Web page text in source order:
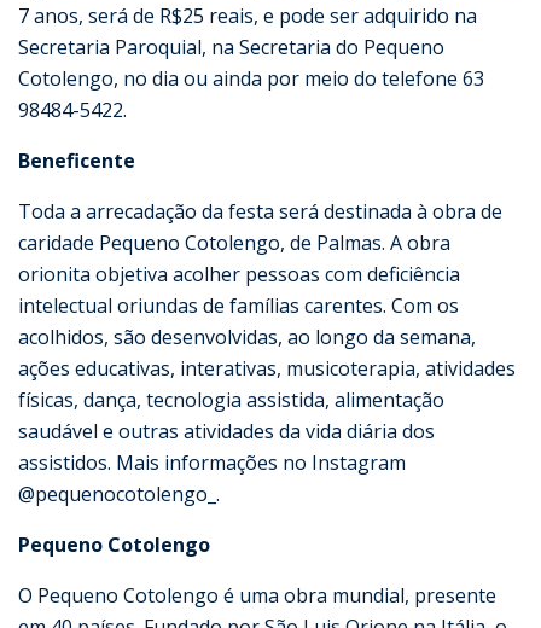
7 anos, será de R$25 reais, e pode ser adquirido na
Secretaria Paroquial, na Secretaria do Pequeno
Cotolengo, no dia ou ainda por meio do telefone 63
98484-5422.
Beneficente
Toda a arrecadação da festa será destinada à obra de
caridade Pequeno Cotolengo, de Palmas. A obra
orionita objetiva acolher pessoas com deficiência
intelectual oriundas de famílias carentes. Com os
acolhidos, são desenvolvidas, ao longo da semana,
ações educativas, interativas, musicoterapia, atividades
físicas, dança, tecnologia assistida, alimentação
saudável e outras atividades da vida diária dos
assistidos. Mais informações no Instagram
@pequenocotolengo_.
Pequeno Cotolengo
O Pequeno Cotolengo é uma obra mundial, presente